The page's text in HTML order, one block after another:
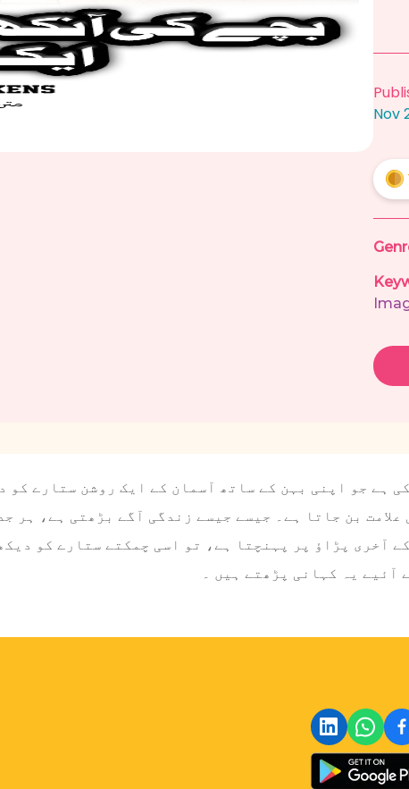
Nov
ہے جو اپنی بہن کے ساتھ آسمان کے ایک روشن ستارے
بن جاتا ہے۔ جیسے جیسے زندگی آگے بڑھتی ہے، ہر
آخری پڑاؤ پر پہنچتا ہے، تو اسی چمکتے ستارے کو
آئیے یہ کہانی پڑھتے ہیں ۔